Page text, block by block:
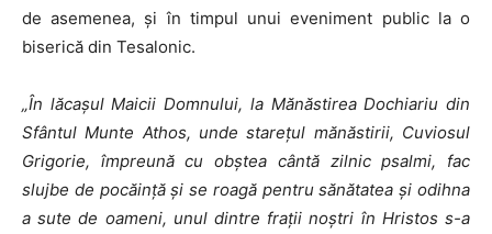
de asemenea, și în timpul unui eveniment public la o
biserică din Tesalonic.
„În lăcașul Maicii Domnului, la Mănăstirea Dochiariu din
Sfântul Munte Athos, unde starețul mănăstirii, Cuviosul
Grigorie, împreună cu obștea cântă zilnic psalmi, fac
slujbe de pocăință și se roagă pentru sănătatea și odihna
a sute de oameni, unul dintre frații noștri în Hristos s-a